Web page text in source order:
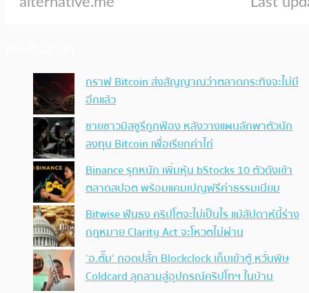
กราฟ Bitcoin ส่งสัญญาณว่าตลาดกระทิงจะไม่มี
อีกแล้ว
ชายชาวมิสซูรีถูกฟ้อง หลังวางแผนลักพาตัวนัก
ลงทุน Bitcoin เพื่อเรียกค่าไถ่
Binance รุกหนัก เพิ่มหุ้น bStocks 10 ตัวดังเข้า
ตลาดสปอต พร้อมแคมเปญฟรีค่าธรรมเนียม
Bitwise ฟันธง คริปโตจะไม่เป็นไร แม้สัปดาห์นี้ร่าง
กฎหมาย Clarity Act จะโหวตไม่ผ่าน
‘อ.ตั๊ม’ ถอดปลั้ก Blockclock เก็บเข้าตู้ หวั่นพิษ
Coldcard ลุกลามสู่อุปกรณ์คริปโทฯ ในบ้าน